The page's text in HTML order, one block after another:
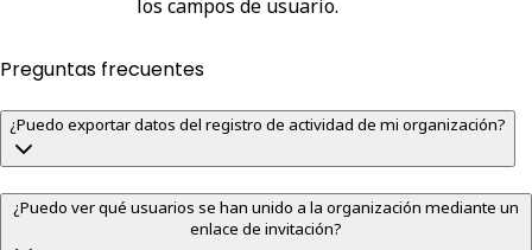
los campos de usuario.
Preguntas frecuentes
¿Puedo exportar datos del registro de actividad de mi organización?
¿Puedo ver qué usuarios se han unido a la organización mediante un
enlace de invitación?